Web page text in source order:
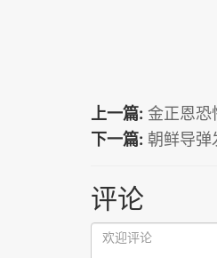
上一篇: 金正恩恐
下一篇: 朝鲜导弹
评论